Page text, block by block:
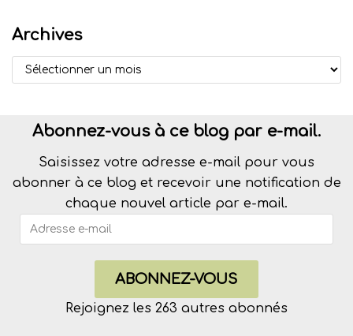
Archives
Abonnez-vous à ce blog par e-mail.
Saisissez votre adresse e-mail pour vous
abonner à ce blog et recevoir une notification de
chaque nouvel article par e-mail.
ABONNEZ-VOUS
Rejoignez les 263 autres abonnés